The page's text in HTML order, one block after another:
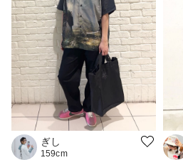
ぎし
159cm